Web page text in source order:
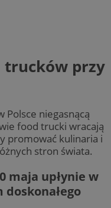
przy
Polsce niegasnącą
food trucki wracają
promować kulinaria i
stron świata.
maja upłynie w
doskonałego